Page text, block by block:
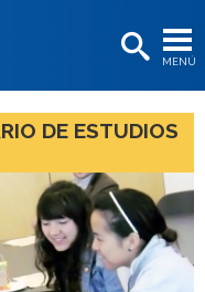
MENÚ
DE ESTUDIOS